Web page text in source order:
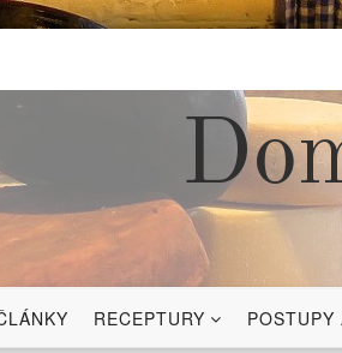
RECEPTURY POSTUPY